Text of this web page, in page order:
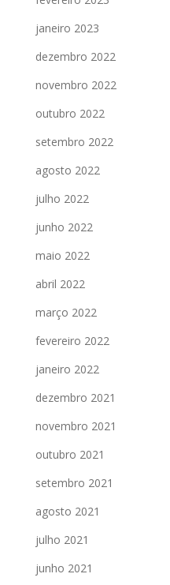
janeiro 2023
dezembro 2022
novembro 2022
outubro 2022
setembro 2022
agosto 2022
julho 2022
junho 2022
maio 2022
abril 2022
março 2022
fevereiro 2022
janeiro 2022
dezembro 2021
novembro 2021
outubro 2021
setembro 2021
agosto 2021
julho 2021
junho 2021